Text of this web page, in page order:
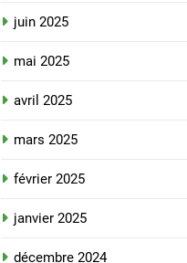
juin 2025
mai 2025
avril 2025
mars 2025
février 2025
janvier 2025
décembre 2024